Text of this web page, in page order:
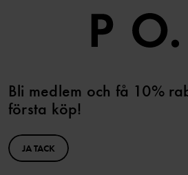
Bli medlem och få 10%
första köp!
JA TACK